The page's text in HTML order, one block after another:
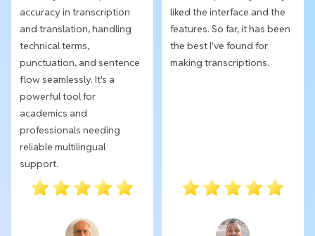
accuracy in transcription
and translation, handling
technical terms,
punctuation, and sentence
flow seamlessly. It's a
powerful tool for
academics and
professionals needing
reliable multilingual
support.
liked the interface and the
features. So far, it has been
the best I've found for
making transcriptions.